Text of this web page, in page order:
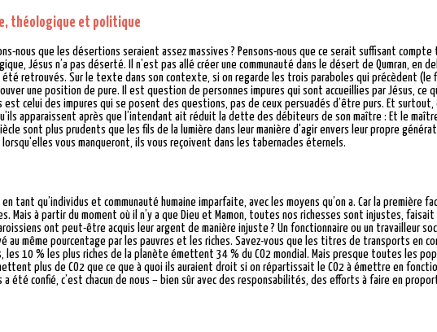
théologique et politique
nous que les désertions seraient assez massives ? Pensons-nous que ce serait suffisant compte
Jésus n’a pas déserté. Il n’est pas allé créer une communauté dans le désert de Qumran, en
retrouvés. Sur le texte dans son contexte, si on regarde les trois paraboles qui précèdent (le
une position de pure. Il est question de personnes impures qui sont accueillies par Jésus, ce
celui des impures qui se posent des questions, pas de ceux persuadés d’être purs. Et
apparaissent après que l’intendant ait réduit la dette des débiteurs de son maître : Et le
sont plus prudents que les fils de la lumière dans leur manière d'agir envers leur propre
vous manqueront, ils vous reçoivent dans les tabernacles éternels.
en tant qu’individus et communauté humaine imparfaite, avec les moyens qu’on a. Car la
Mais à partir du moment où il n’y a que Dieu et Mamon, toutes nos richesses sont injustes, faisait
ont peut-être acquis leur argent de manière injuste ? Un fonctionnaire ou un travailleur
au même pourcentage par les pauvres et les riches. Savez-vous que les titres de transports en
les 10 % les plus riches de la planète émettent 34 % du CO2 mondial. Mais presque toutes les
plus de CO2 que ce que à quoi ils auraient droit si on répartissait le CO2 à émettre en
a été confié, c’est chacun de nous – bien sûr avec des responsabilités, des efforts à faire en